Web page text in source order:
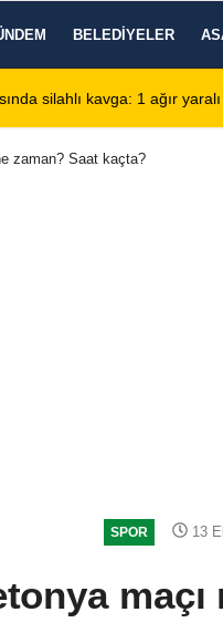
BELEDIYELER
Hastanesi'nde KBB
zaman? Saat kaçta?
SPOR 13